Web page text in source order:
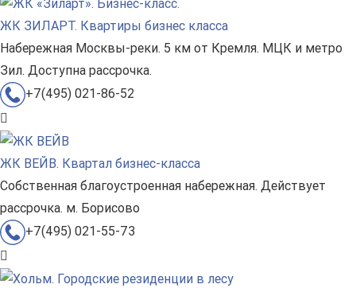
ЖК ЗИЛАРТ. Квартиры бизнес класса
Набережная Москвы-реки. 5 км от Кремля. МЦК и метро
Зил. Доступна рассрочка.
+7(495) 021-86-52
ЖК ВЕЙВ. Квартал бизнес-класса
Собственная благоустроенная набережная. Действует
рассрочка. м. Борисово
+7(495) 021-55-73